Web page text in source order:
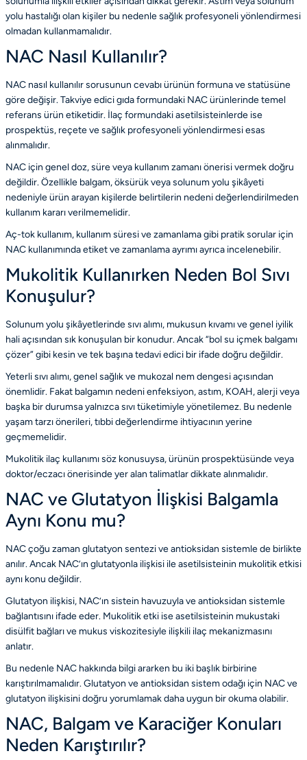
yolu hastalığı olan kişiler bu nedenle sağlık profesyoneli yönlendirmesi
olmadan kullanmamalıdır.
NAC Nasıl Kullanılır?
NAC nasıl kullanılır sorusunun cevabı ürünün formuna ve statüsüne
göre değişir. Takviye edici gıda formundaki NAC ürünlerinde temel
referans ürün etiketidir. İlaç formundaki asetilsisteinlerde ise
prospektüs, reçete ve sağlık profesyoneli yönlendirmesi esas
alınmalıdır.
NAC için genel doz, süre veya kullanım zamanı önerisi vermek doğru
değildir. Özellikle balgam, öksürük veya solunum yolu şikâyeti
nedeniyle ürün arayan kişilerde belirtilerin nedeni değerlendirilmeden
kullanım kararı verilmemelidir.
Aç-tok kullanım, kullanım süresi ve zamanlama gibi pratik sorular için
NAC kullanımında etiket ve zamanlama ayrımıayrıca incelenebilir.
Mukolitik Kullanırken Neden Bol Sıvı
Konuşulur?
Solunum yolu şikâyetlerinde sıvı alımı, mukusun kıvamı ve genel iyilik
hali açısından sık konuşulan bir konudur. Ancak “bol su içmek balgamı
çözer” gibi kesin ve tek başına tedavi edici bir ifade doğru değildir.
Yeterli sıvı alımı, genel sağlık ve mukozal nem dengesi açısından
önemlidir. Fakat balgamın nedeni enfeksiyon, astım, KOAH, alerji veya
başka bir durumsa yalnızca sıvı tüketimiyle yönetilemez. Bu nedenle
yaşam tarzı önerileri, tıbbi değerlendirme ihtiyacının yerine
geçmemelidir.
Mukolitik ilaç kullanımı söz konusuysa, ürünün prospektüsünde veya
doktor/eczacı önerisinde yer alan talimatlar dikkate alınmalıdır.
NAC ve Glutatyon İlişkisi Balgamla
Aynı Konu mu?
NAC çoğu zaman glutatyon sentezi ve antioksidan sistemle de birlikte
anılır. Ancak NAC’ın glutatyonla ilişkisi ile asetilsisteinin mukolitik etkisi
aynı konu değildir.
Glutatyon ilişkisi, NAC’ın sistein havuzuyla ve antioksidan sistemle
bağlantısını ifade eder. Mukolitik etki ise asetilsisteinin mukustaki
disülfit bağları ve mukus viskozitesiyle ilişkili ilaç mekanizmasını
anlatır.
Bu nedenle NAC hakkında bilgi ararken bu iki başlık birbirine
karıştırılmamalıdır. Glutatyon ve antioksidan sistem odağı için NAC ve
glutatyon ilişkisini doğru yorumlamakdaha uygun bir okuma olabilir.
NAC, Balgam ve Karaciğer Konuları
Neden Karıştırılır?